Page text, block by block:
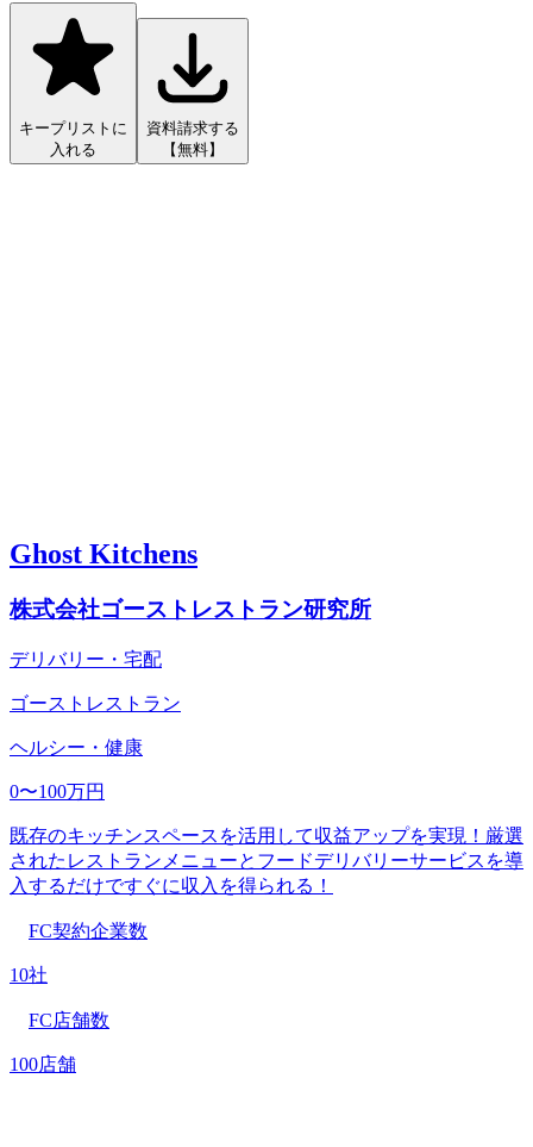
キープリストに
入れる
資料請求する
【無料】
Ghost Kitchens
株式会社ゴーストレストラン研究所
デリバリー・宅配
ゴーストレストラン
ヘルシー・健康
0〜100万円
既存のキッチンスペースを活用して収益アップを実現！厳選
されたレストランメニューとフードデリバリーサービスを導
入するだけですぐに収入を得られる！
FC契約企業数
10社
FC店舗数
100店舗